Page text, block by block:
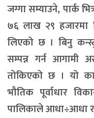
जग्गा सम्याउने, पार्क
७६ लाख २९ हजारमा
लिएको छ । बिनु
सम्पन्न गर्न
तोकिएको छ । यो
भौतिक पूर्वाधार
पालिकाले आधा÷आधा